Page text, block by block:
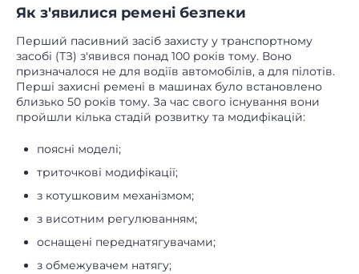
Як з'явилися ремені безпеки
Перший пасивний засіб захисту у транспортному
засобі (ТЗ) з'явився понад 100 років тому. Воно
призначалося не для водіїв автомобілів, а для пілотів.
Перші захисні ремені в машинах було встановлено
близько 50 років тому. За час свого існування вони
пройшли кілька стадій розвитку та модифікацій:
поясні моделі;
триточкові модифікації;
з котушковим механізмом;
з висотним регулюванням;
оснащені переднатягувачами;
з обмежувачем натягу;